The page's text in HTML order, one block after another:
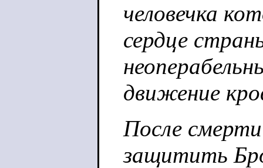
человечка
сердце
движение
После
защитить